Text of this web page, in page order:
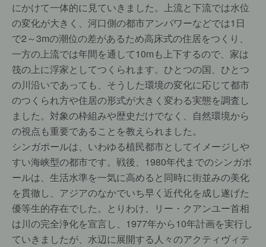
にかけて一体的に見ていきました。上流と下流では水位
の変化が大きく、河口側の都市アンパワーなどでは1日
で2～3mの潮位の差があるため高床式の住居をつくり、
一方の上流では年間を通して10mも上下するので、家は
筏の上に浮家としてつくられます。ひとつの国、ひとつ
の川沿いであっても、そうした環境の変化に応じて都市
のつくられ方や住居の形式が大きく変わる実態を調査し
ました。対象の枠組みや歴史だけでなく、自然環境から
の視点も重要であることを教えられました。
シンガポールは、いわゆる植民都市としてイメージしや
すい海峡型の都市です。戦後、1980年代までのシンガポ
ールは、生活水準を一気に高めると同時に街並みの美化
を貫徹し、アジアのなかでいち早く近代化を成し遂げた
優等生的存在でした。とりわけ、リー・クアンユー首相
は川の完全浄化を宣言し、1977年から10年計画を実行し
ていきましたが、水辺に展開する人々のアクティヴィテ